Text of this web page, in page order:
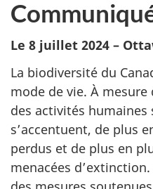
Le 8 juillet 2024 –
La biodiversité du
mode de vie. À
des activités humaines
s’accentuent, de plus
perdus et de plus en
menacées